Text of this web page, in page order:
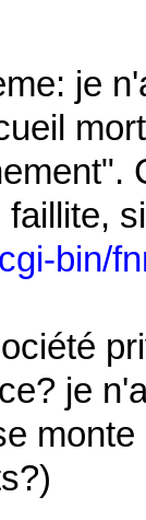
je
bin/
je